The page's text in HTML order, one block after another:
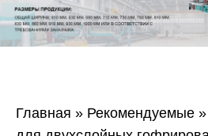
Главная » Рекомендуемые »